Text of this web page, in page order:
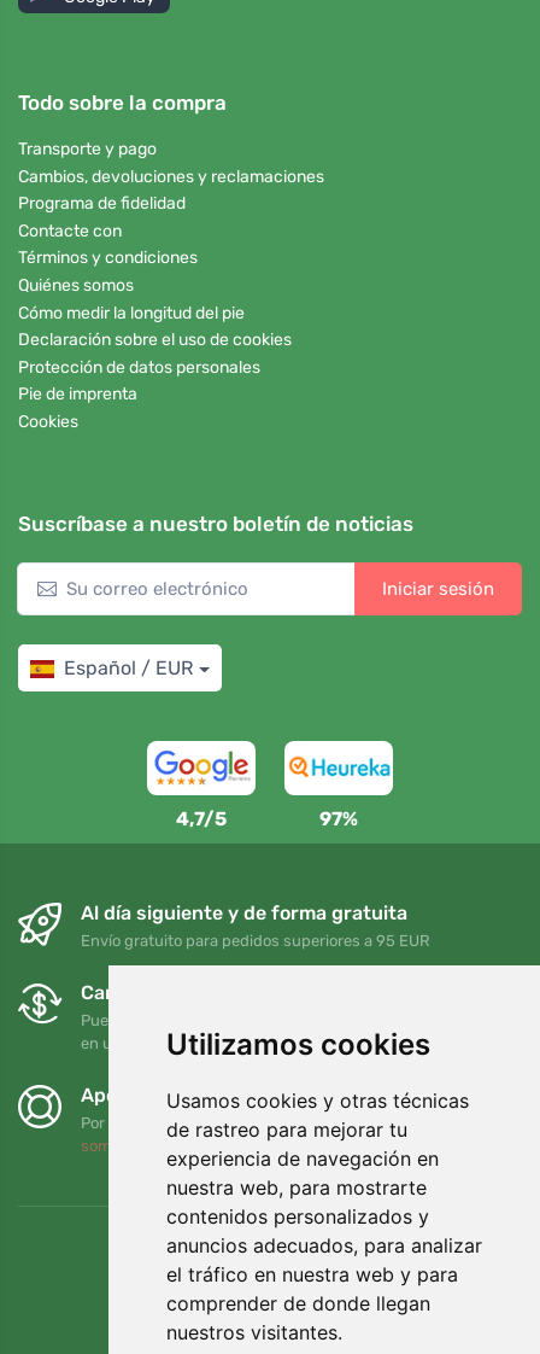
Utilizamos cookies
Usamos cookies y otras técnicas
de rastreo para mejorar tu
experiencia de navegación en
nuestra web, para mostrarte
contenidos personalizados y
anuncios adecuados, para analizar
el tráfico en nuestra web y para
comprender de donde llegan
nuestros visitantes.
Todo sobre la compra
Transporte y pago
Cambios, devoluciones y reclamaciones
Programa de fidelidad
Contacte con
Términos y condiciones
Quiénes somos
Cómo medir la longitud del pie
Declaración sobre el uso de cookies
Protección de datos personales
Pie de imprenta
Cookies
Suscríbase a nuestro boletín de noticias
Iniciar sesión
Español / EUR
4,7/5 97%
Al día siguiente y de forma gratuita
Envío gratuito para pedidos superiores a 95 EUR
Cambios y devoluciones gratuitos
Puede devolver o cambiar su pedido en cualquier momento
en un plazo de 90 días
Apoyamos a Trees.org
Por cada pedido plantamos un árbol. Leer más
somos